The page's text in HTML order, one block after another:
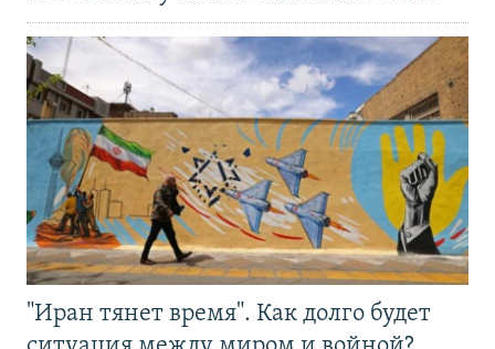
"Иран тянет время". Как долго будет